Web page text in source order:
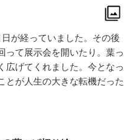
が経っていました。その後
って展示会を開いたり。葉っ
広げてくれました。今となっ
とが人生の大きな転機だった